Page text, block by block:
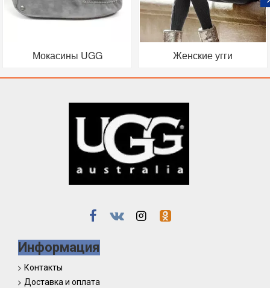
Мокасины UGG Женские угги
Информация
Контакты
Доставка и оплата